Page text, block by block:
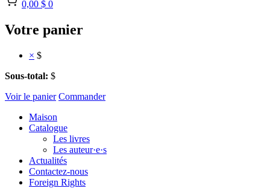
0,00 $ 0
Votre panier
× $
Sous-total: $
Voir le panier Commander
Maison
Catalogue
Les livres
Les auteur·e·s
Actualités
Contactez-nous
Foreign Rights